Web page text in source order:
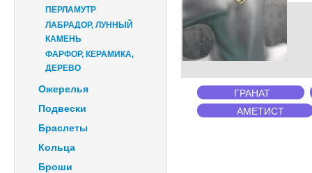
ПЕРЛАМУТР
ЛАБРАДОР, ЛУННЫЙ
КАМЕНЬ
ФАРФОР, КЕРАМИКА,
ДЕРЕВО
Ожерелья
Подвески
Браслеты
Кольца
Броши
ГРАНАТ
АМЕТИСТ